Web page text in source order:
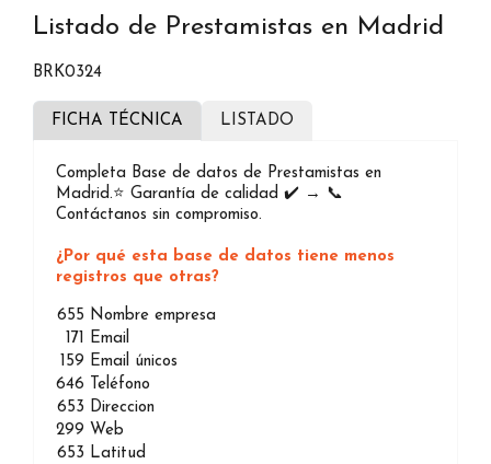
Listado de Prestamistas en Madrid
BRK0324
FICHA TÉCNICA LISTADO
Completa Base de datos de Prestamistas en
Madrid.⭐️ Garantía de calidad ✔️ → 📞
Contáctanos sin compromiso.
¿Por qué esta base de datos tiene menos
registros que otras?
655 Nombre empresa
171 Email
159 Email únicos
646 Teléfono
653 Direccion
299 Web
653 Latitud